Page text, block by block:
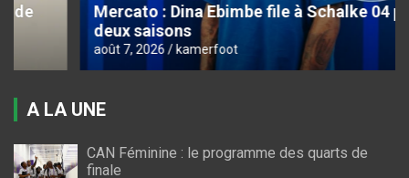
Mercato : Dina Ebimbe file à Schalke 04 pour
deux saisons
août 7, 2026 kamerfoot
A LA UNE
CAN Féminine : le programme des quarts de
finale